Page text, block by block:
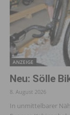
ANZEIGE
Neu: Sölle
8. August 2026
In unmittelbarer